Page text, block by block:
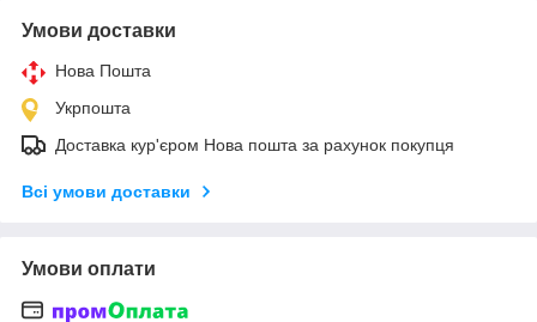
Умови доставки
Нова Пошта
Укрпошта
Доставка кур'єром Нова пошта за рахунок покупця
Всі умови доставки
Умови оплати